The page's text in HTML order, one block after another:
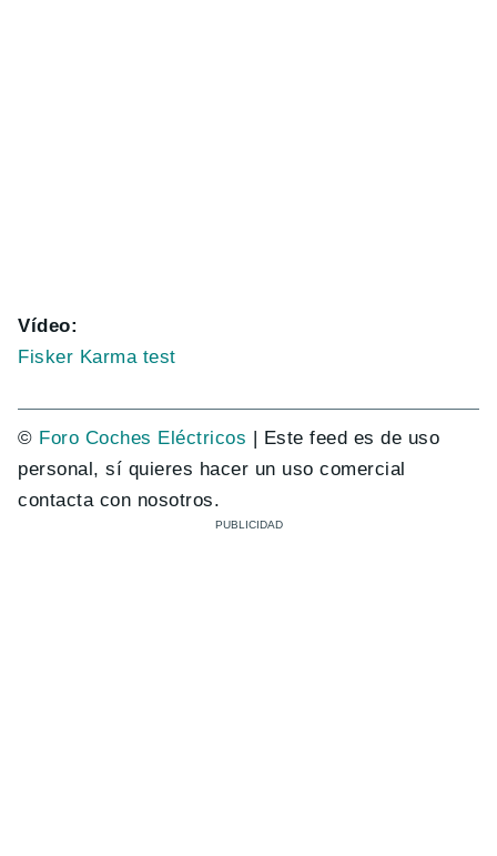
Vídeo:
Fisker Karma test
© Foro Coches Eléctricos | Este feed es de uso
personal, sí quieres hacer un uso comercial
contacta con nosotros.